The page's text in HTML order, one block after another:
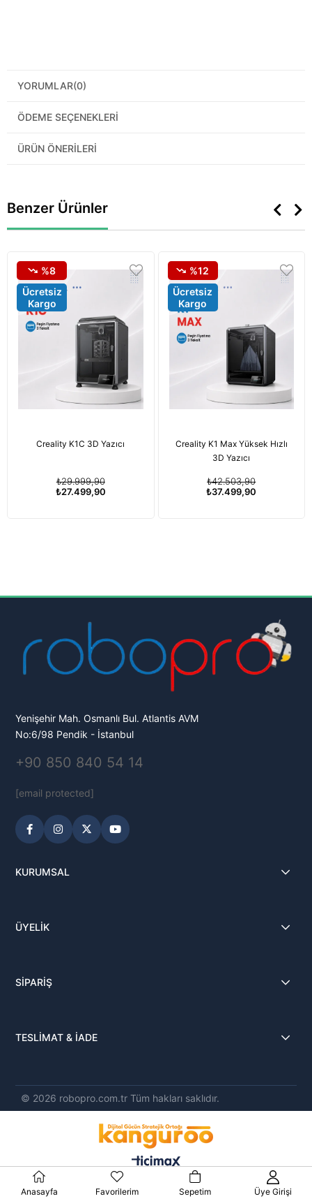
YORUMLAR(0)
ÖDEME SEÇENEKLERI
ÜRÜN ÖNERILERI
Benzer Ürünler
Creality K1C 3D Yazıcı
₺27.499,90
₺29.999,90
%8
Ücretsiz
Kargo
Creality K1 Max Yüksek Hızlı
3D Yazıcı
₺37.499,90
₺42.503,90
%12
Ücretsiz
Kargo
Yenişehir Mah. Osmanlı Bul. Atlantis AVM
No:6/98 Pendik - İstanbul
+90 850 840 54 14
[email protected]
KURUMSAL
ÜYELİK
SİPARİŞ
TESLİMAT & İADE
© 2026 robopro.com.tr Tüm hakları saklıdır.
Anasayfa Favorilerim Sepetim Üye Girişi